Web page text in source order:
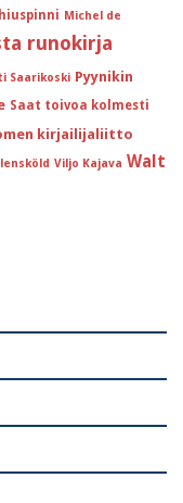
Michel de
runokirja
Saarikoski Pyynikin
Saat toivoa kolmesti
kirjailijaliitto
Viljo Kajava Walt